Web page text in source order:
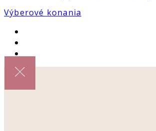
Výberové konania